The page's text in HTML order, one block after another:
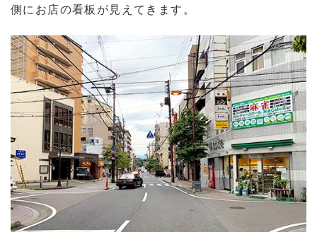
側にお店の看板が見えてきます。